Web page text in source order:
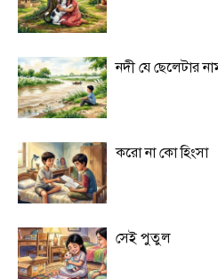
নদী যে ছেলেটার
করো না কো হিংসা
সেই পুতুল